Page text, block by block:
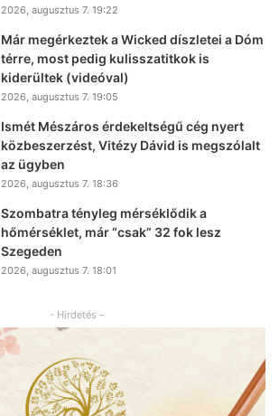
2026, augusztus 7. 19:22
Már megérkeztek a Wicked díszletei a Dóm
térre, most pedig kulisszatitkok is
kiderültek (videóval)
2026, augusztus 7. 19:05
Ismét Mészáros érdekeltségű cég nyert
közbeszerzést, Vitézy Dávid is megszólalt
az ügyben
2026, augusztus 7. 18:36
Szombatra tényleg mérséklődik a
hőmérséklet, már “csak” 32 fok lesz
Szegeden
2026, augusztus 7. 18:01
- Hirdetés -